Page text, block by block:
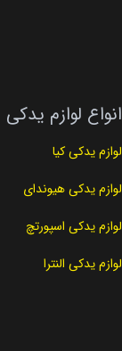
انواع لوازم یدکی
لوازم یدکی کیا
لوازم یدکی هیوندای
لوازم یدکی اسپورتچ
لوازم یدکی النترا